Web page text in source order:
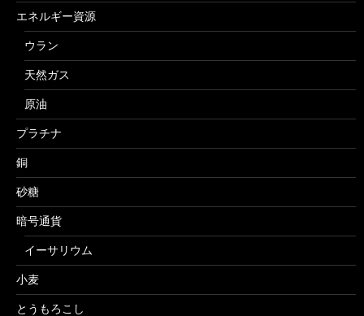
エネルギー資源
ウラン
天然ガス
原油
プラチナ
銅
砂糖
暗号通貨
イーサリウム
小麦
とうもろこし